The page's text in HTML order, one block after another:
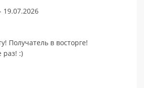
19.07.2026
Получатель в восторге!
раз! :)